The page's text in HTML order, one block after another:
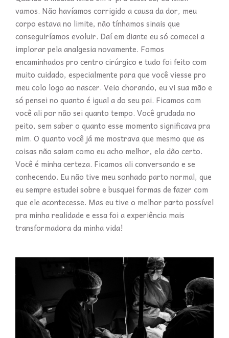
vamos. Não havíamos corrigido a causa da dor, meu
corpo estava no limite, não tínhamos sinais que
conseguiríamos evoluir. Daí em diante eu só comecei a
implorar pela analgesia novamente. Fomos
encaminhados pro centro cirúrgico e tudo foi feito com
muito cuidado, especialmente para que você viesse pro
meu colo logo ao nascer. Veio chorando, eu vi sua mão e
só pensei no quanto é igual a do seu pai. Ficamos com
você ali por não sei quanto tempo. Você grudada no
peito, sem saber o quanto esse momento significava pra
mim. O quanto você já me mostrava que mesmo que as
coisas não saiam como eu acho melhor, ela dão certo.
Você é minha certeza. Ficamos ali conversando e se
conhecendo. Eu não tive meu sonhado parto normal, que
eu sempre estudei sobre e busquei formas de fazer com
que ele acontecesse. Mas eu tive o melhor parto possível
pra minha realidade e essa foi a experiência mais
transformadora da minha vida!